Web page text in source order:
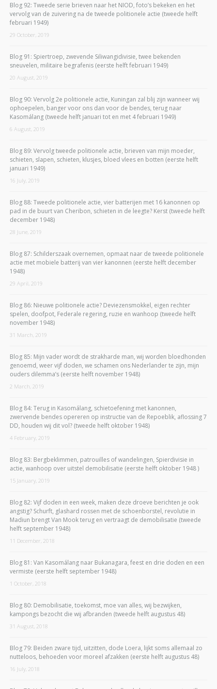
Blog 92: Tweede serie brieven naar het NIOD, foto’s bekeken en het
vervolg van de zuivering na de tweede politionele actie (tweede helft
februari 1949)
29 October, 2019
Blog 91: Spiertroep, zwevende Siliwangidivisie, twee bekenden
sneuvelen, militaire begrafenis (eerste helft februari 1949)
20 August, 2019
Blog 90: Vervolg 2e politionele actie, Kuningan zal blij zijn wanneer wij
ophoepelen, banger voor ons dan voor de bendes, terug naar
Kasomálang (tweede helft januari tot en met 4 februari 1949)
6 August, 2019
Blog 89: Vervolg tweede politionele actie, brieven van mijn moeder,
schieten, slapen, schieten, klusjes, bloed vlees en botten (eerste helft
januari 1949)
16 July, 2019
Blog 88: Tweede politionele actie, vier batterijen met 16 kanonnen op
pad in de buurt van Cheribon, schieten in de leegte? Kerst (tweede helft
december 1948)
28 June, 2019
Blog 87: Schilderszaak overnemen, opmaat naar de tweede politionele
actie met mobiele batterij van vier kanonnen (eerste helft december
1948)
29 April, 2019
Blog 86: Nieuwe politionele actie? Deviezensmokkel, eigen rechter
spelen, doofpot, Federale regering, ruzie en wanhoop (tweede helft
november 1948)
31 March, 2019
Blog 85: Mijn vader wordt de strakharde man, wij worden bloedhonden
genoemd, weer vijf doden, we schamen ons Nederlander te zijn, mijn
ouders dilemma’s (eerste helft november 1948)
2 March, 2019
Blog 84: Terug in Kasomálang, schietoefening met kanonnen,
zwervende bendes opereren op instructie van de Repoeblik, aflossing 7
DD, houden wij dit vol? (tweede helft oktober 1948)
4 February, 2019
Blog 83: Bergbeklimmen, patrouilles of wandelingen, Spierdivisie in
actie, wanhoop over uitstel demobilisatie (eerste helft oktober 1948 )
15 January, 2019
Blog 82: Vijf doden in een week, maken deze droeve berichten je ook
angstig? Schurft, glashard rossen met de schoenborstel, revolutie in
Madiun brengt Van Mook terug en vertraagt de demobilisatie (tweede
helft september 1948)
11 December, 2018
Blog 81: Van Kasomálang naar Bukanagara, feest en drie doden en een
vermiste (eerste helft september 1948)
1 October, 2018
Blog 80: Demobilisatie, toekomst, moe van alles, wij bezwijken,
kampongs bezocht die wij afbranden (tweede helft augustus 48)
31 August, 2018
Blog 79: Beiden zware tijd, uitzitten, dode Loera, lijkt soms allemaal zo
nutteloos, behoeden voor moreel afzakken (eerste helft augustus 48)
16 July, 2018